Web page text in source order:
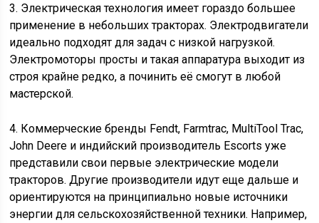
3. Электрическая технология имеет гораздо большее
применение в небольших тракторах. Электродвигатели
идеально подходят для задач с низкой нагрузкой.
Электромоторы просты и такая аппаратура выходит из
строя крайне редко, а починить её смогут в любой
мастерской.
4. Коммерческие бренды Fendt, Farmtrac, MultiTool Trac,
John Deere и индийский производитель Escorts уже
представили свои первые электрические модели
тракторов. Другие производители идут еще дальше и
ориентируются на принципиально новые источники
энергии для сельскохозяйственной техники. Например,